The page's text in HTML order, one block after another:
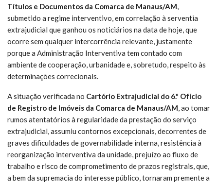
Títulos e Documentos da Comarca de Manaus/AM,
submetido a regime interventivo, em correlação à serventia
extrajudicial que ganhou os noticiários na data de hoje, que
ocorre sem qualquer intercorrência relevante, justamente
porque a Administração Interventiva tem contado com
ambiente de cooperação, urbanidade e, sobretudo, respeito às
determinações correcionais.
A situação verificada no Cartório Extrajudicial do 6.º Ofício
de Registro de Imóveis da Comarca de Manaus/AM, ao tomar
rumos atentatórios à regularidade da prestação do serviço
extrajudicial, assumiu contornos excepcionais, decorrentes de
graves dificuldades de governabilidade interna, resistência à
reorganização interventiva da unidade, prejuízo ao fluxo de
trabalho e risco de comprometimento de prazos registrais, que,
a bem da supremacia do interesse público, tornaram premente a